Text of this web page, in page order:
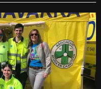
CELEBRA EN LA PLAZA
DÍA MUNDIAL DE
ANOCIACION NAVARRA DE